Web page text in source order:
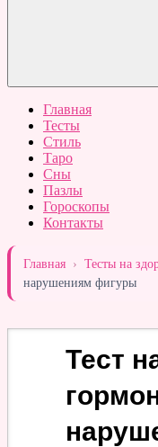
Главная
Тесты
Стиль
Таро
Сны
Пазлы
Гороскопы
Контакты
Главная › Тесты на
нарушениям фигуры
Тест